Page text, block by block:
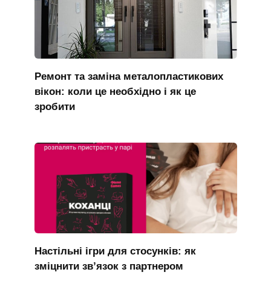
Ремонт та заміна металопластикових
вікон: коли це необхідно і як це
зробити
Настільні ігри для стосунків: як
зміцнити зв’язок з партнером